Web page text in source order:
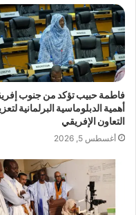
فاطمة حبيب تؤكد من جنوب
أهمية الدبلوماسية البرلمانية
التعاون الإفريقي
أغسطس 5, 2026